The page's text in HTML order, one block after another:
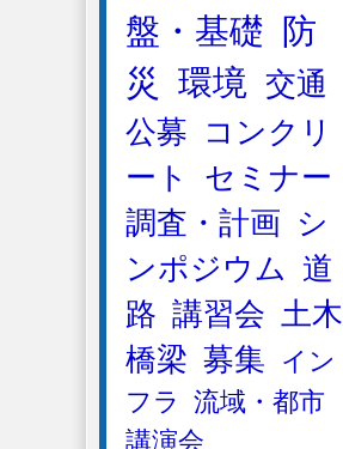
盤・基礎
防
災
環境 交通
公募
コンクリ
ート
セミナー
調査・計画
シ
ンポジウム 道
路 講習会 土木
橋梁 募集
イン
フラ
流域・都市
講演会